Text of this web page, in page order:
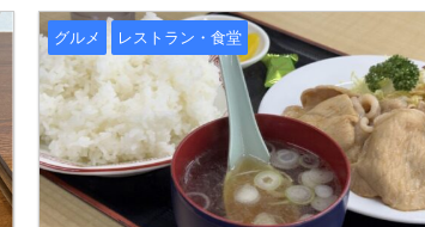
グルメ レストラン・食堂